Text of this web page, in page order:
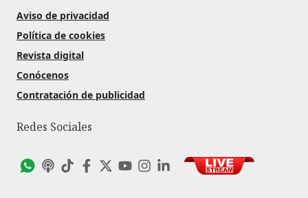
Aviso de privacidad
Política de cookies
Revista digital
Conócenos
Contratación de publicidad
Redes Sociales